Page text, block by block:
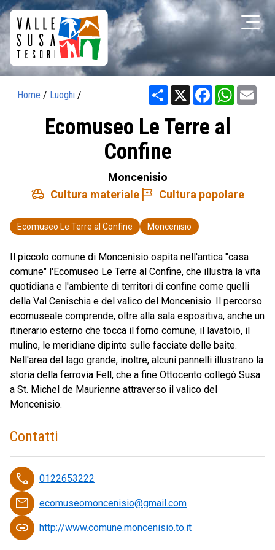
Home / Luoghi / Share X Facebook
Ecomuseo Le Terre al
Confine
Moncenisio
toys Cultura materiale tour Cultura popolare
Ecomuseo Le Terre al Confine Moncenisio
Il piccolo comune di Moncenisio ospita nell'antica "casa
comune" l'Ecomuseo Le Terre al Confine, che illustra la vita
quotidiana e l'ambiente di territori di confine come quelli
della Val Cenischia e del valico del Moncenisio. Il percorso
ecomuseale comprende, oltre alla sala espositiva, anche un
itinerario esterno che tocca il forno comune, il lavatoio, il
mulino, le meridiane dipinte sulle facciate delle baite.
Nell'area del lago grande, inoltre, alcuni pannelli illustrano la
storia della ferrovia Fell, che a fine Ottocento collegò Susa
a St. Michel de Maurienne attraverso il valico del
Moncenisio.
Contatti
phone 0122653222
email ecomuseomoncenisio@gmail.com
link http://www.comune.moncenisio.to.it